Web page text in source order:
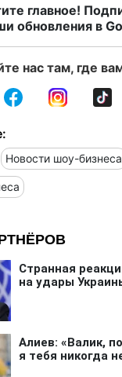
главное!
обновления в
нас там, где
Новости шоу-бизнеса